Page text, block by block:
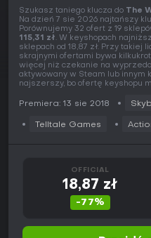
Szukasz taniego klucza do The
Na dzień 7 sie 2026 najtańszy
Porównujemy 32 ofert z 19
115,31 zł. W keyshopach
sklepach od 18,87 zł. Przy
skrajnymi ofertami bywa
więcej niż czekanie na
aktywowany w Steam lub innym
najszerszy, bo ofertę keyshopu
Premiera: 13 sie 2018
Telltale Games
OFFICIAL
18,87 zł
-77%